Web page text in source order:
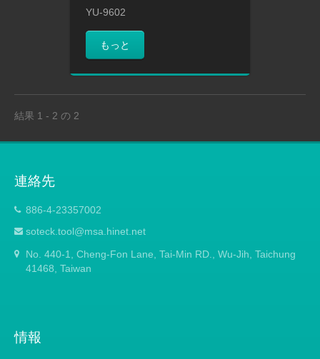
YU-9602
もっと
結果 1 - 2 の 2
連絡先
886-4-23357002
soteck.tool@msa.hinet.net
No. 440-1, Cheng-Fon Lane, Tai-Min RD., Wu-Jih, Taichung
41468, Taiwan
情報